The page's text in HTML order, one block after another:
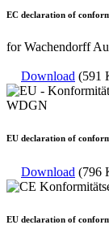
EC declaration of
for Wachendorff
Download (591
EU declaration of
Download (796
EU declaration of